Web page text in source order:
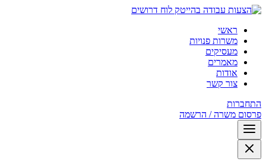
לוח דרושים
ראשי
משרות פנויות
מעסיקים
מאמרים
אודות
צור קשר
התחברות
פרסום משרה / הרשמה